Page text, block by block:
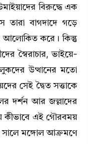
বিরুদ্ধে এক
তারা বাগদাদে গড়ে
আলোকিত করে। কিন্তু
স্বৈরাচার, ভাইয়ে-
উত্থানের মতো
সেই দ্বৈত সত্তাকে
দর্শন আর জল্লাদের
কীভাবে এই গৌরবময়
সালে মঙ্গোল আক্রমণে